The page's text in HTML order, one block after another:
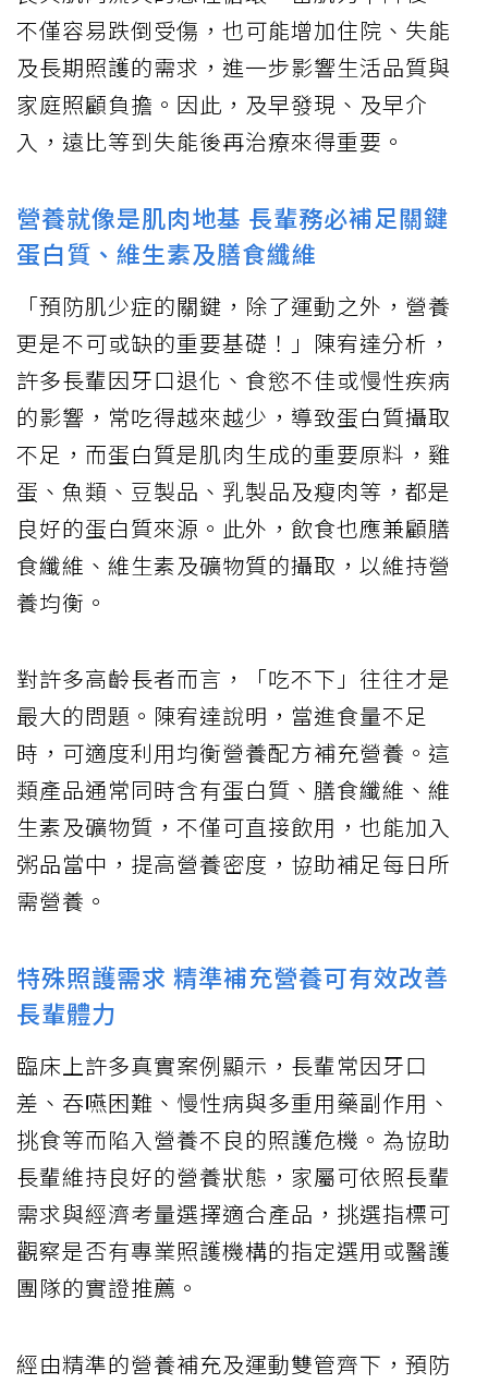
不僅容易跌倒受傷，也可能增加住院、失能
及長期照護的需求，進一步影響生活品質與
家庭照顧負擔。因此，及早發現、及早介
入，遠比等到失能後再治療來得重要。
營養就像是肌肉地基 長輩務必補足關鍵
蛋白質、維生素及膳食纖維
「預防肌少症的關鍵，除了運動之外，營養
更是不可或缺的重要基礎！」陳宥達分析，
許多長輩因牙口退化、食慾不佳或慢性疾病
的影響，常吃得越來越少，導致蛋白質攝取
不足，而蛋白質是肌肉生成的重要原料，雞
蛋、魚類、豆製品、乳製品及瘦肉等，都是
良好的蛋白質來源。此外，飲食也應兼顧膳
食纖維、維生素及礦物質的攝取，以維持營
養均衡。
對許多高齡長者而言，「吃不下」往往才是
最大的問題。陳宥達說明，當進食量不足
時，可適度利用均衡營養配方補充營養。這
類產品通常同時含有蛋白質、膳食纖維、維
生素及礦物質，不僅可直接飲用，也能加入
粥品當中，提高營養密度，協助補足每日所
需營養。
特殊照護需求 精準補充營養可有效改善
長輩體力
臨床上許多真實案例顯示，長輩常因牙口
差、吞嚥困難、慢性病與多重用藥副作用、
挑食等而陷入營養不良的照護危機。為協助
長輩維持良好的營養狀態，家屬可依照長輩
需求與經濟考量選擇適合產品，挑選指標可
觀察是否有專業照護機構的指定選用或醫護
團隊的實證推薦。
經由精準的營養補充及運動雙管齊下，預防